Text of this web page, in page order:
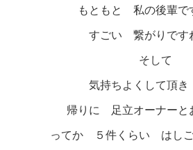
もともと 私の後輩で
すごい 繋がりで
そして
気持ちよくして頂き
帰りに 足立オーナーと
ってか ５件くらい はしご